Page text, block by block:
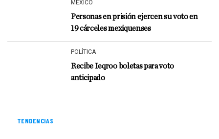
MÉXICO
Personas en prisión ejercen su voto en
19 cárceles mexiquenses
POLÍTICA
Recibe Ieqroo boletas para voto
anticipado
TENDENCIAS